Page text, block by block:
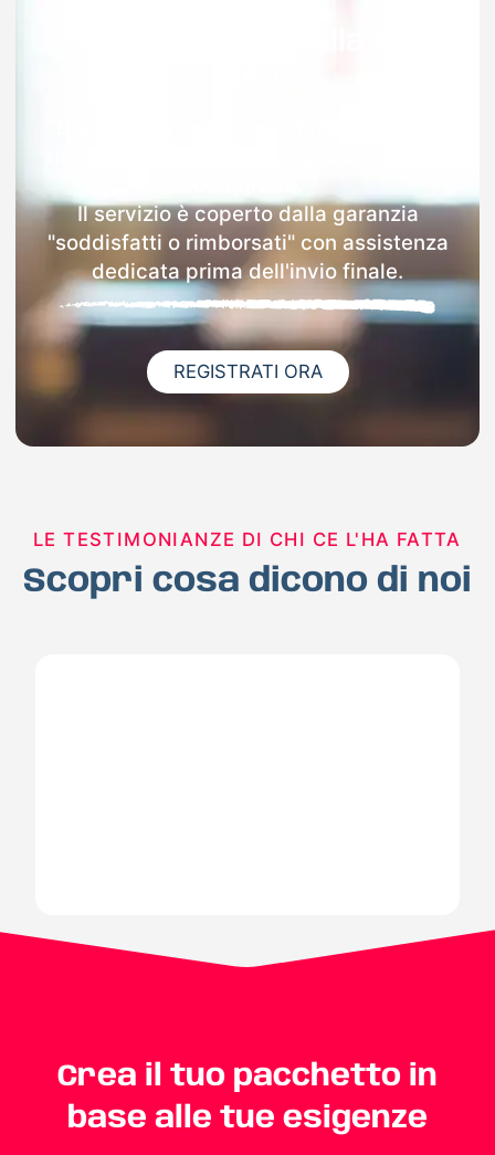
Il servizio è coperto dalla garanzia
"soddisfatti o rimborsati" con assistenza
dedicata prima dell'invio finale.
REGISTRATI ORA
LE TESTIMONIANZE DI CHI CE L'HA FATTA
Scopri cosa dicono di noi
Crea il tuo pacchetto in
base alle tue esigenze